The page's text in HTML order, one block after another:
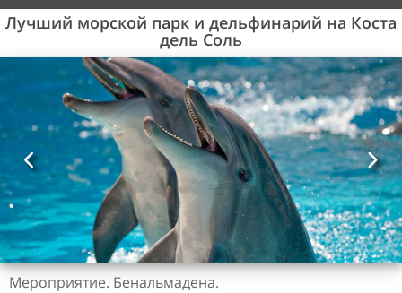
Лучший морской парк и дельфинарий на Коста
дель Соль
Мероприятие. Бенальмадена.